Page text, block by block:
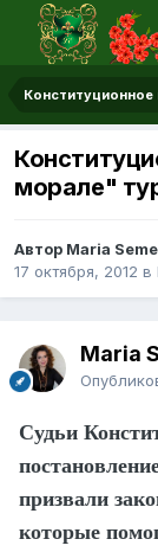
Конституционное
морале"
Автор Maria
17 октября, 2012 в
Maria
Судьи
призвали
которые